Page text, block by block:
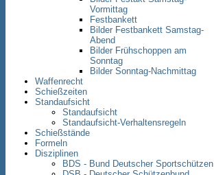
Vormittag
Festbankett
Bilder Festbankett Samstag-
Abend
Bilder Frühschoppen am
Sonntag
Bilder Sonntag-Nachmittag
Waffenrecht
Schießzeiten
Standaufsicht
Standaufsicht
Standaufsicht-Verhaltensregeln
Schießstände
Formeln
Disziplinen
BDS - Bund Deutscher Sportschützen